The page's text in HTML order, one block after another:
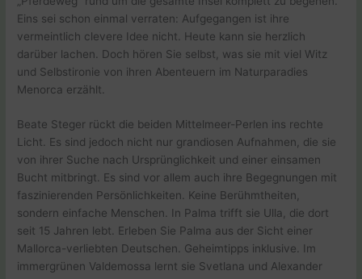
Eins sei schon einmal verraten: Aufgegangen ist ihre
vermeintlich clevere Idee nicht. Heute kann sie herzlich
darüber lachen. Doch hören Sie selbst, was sie mit viel Witz
und Selbstironie von ihren Abenteuern im Naturparadies
Menorca erzählt.
Beate Steger rückt die beiden Mittelmeer-Perlen ins rechte
Licht. Es sind jedoch nicht nur grandiosen Aufnahmen, die sie
von ihrer Suche nach Ursprünglichkeit und einer einsamen
Bucht mitbringt. Es sind vor allem auch ihre Begegnungen mit
faszinierenden Persönlichkeiten. Keine Berühmtheiten,
sondern einfache Menschen. In Palma trifft sie Ulla, die dort
seit 15 Jahren lebt. Erleben Sie Palma aus der Sicht einer
Mallorca-verliebten Deutschen. Geheimtipps inklusive. Im
immergrünen Valdemossa lernt sie Svetlana und Alexander